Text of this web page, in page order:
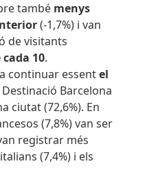
també menys
(-1,7%) i van
de visitants
cada 10.
continuar essentel
Barcelona
ciutat (72,6%). En
(7,8%) van ser
registrar més
(7,4%) i els